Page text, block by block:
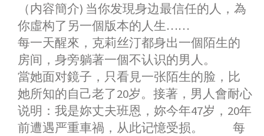
b
o
o
k
e
n
g
e
s
A
p
p
t
r
W
i
b
o
e
（内容簡介) 当你发現身边最信任的人，為
你虛构了另一個版本的人生……
每一天醒來，克莉丝汀都身出一個陌生的
房间，身旁躺著一個不认识的男人。
當她面对鏡子，只看見一张陌生的脸，比
她所知的自己老了20岁。接著，男人會耐心
说明：我是妳丈夫班恩，妳今年47岁，20年
前遭遇严重車禍，从此记憶受损。 每